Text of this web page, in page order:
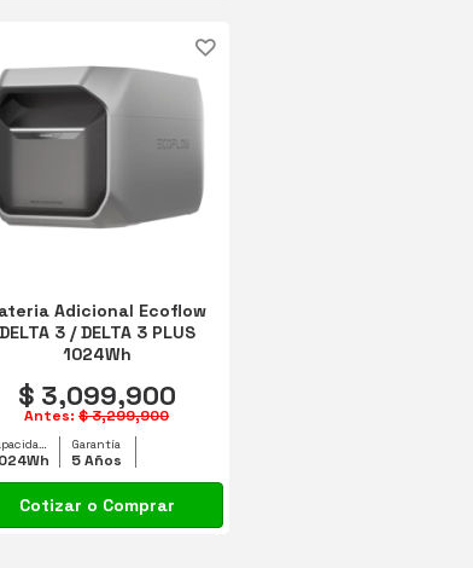
Adicional Ecoflow
DELTA 3 / DELTA 3 PLUS
1024Wh
$ 3,099,900
Antes:$ 3,299,900
Capacidad equipo Garantía
5 Años
Cotizar o Comprar